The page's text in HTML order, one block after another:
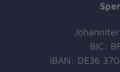
BIC:
IBAN: DE36